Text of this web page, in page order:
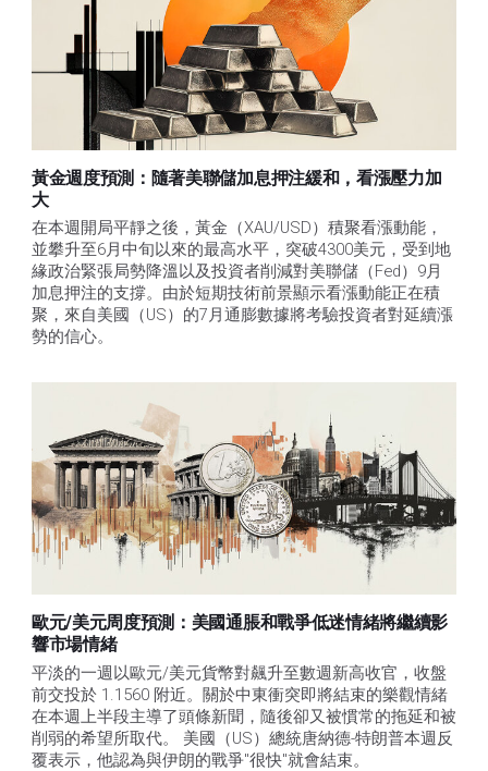
黃金週度預測：隨著美聯儲加息押注緩和，看漲壓力加
大
在本週開局平靜之後，黃金（XAU/USD）積聚看漲動能，
並攀升至6月中旬以來的最高水平，突破4300美元，受到地
緣政治緊張局勢降溫以及投資者削減對美聯儲（Fed）9月
加息押注的支撐。由於短期技術前景顯示看漲動能正在積
聚，來自美國（US）的7月通膨數據將考驗投資者對延續漲
勢的信心。
歐元/美元周度預測：美國通脹和戰爭低迷情緒將繼續影
響市場情緒
平淡的一週以歐元/美元貨幣對飆升至數週新高收官，收盤
前交投於 1.1560 附近。關於中東衝突即將結束的樂觀情緒
在本週上半段主導了頭條新聞，隨後卻又被慣常的拖延和被
削弱的希望所取代。 美國（US）總統唐納德-特朗普本週反
覆表示，他認為與伊朗的戰爭"很快"就會結束。